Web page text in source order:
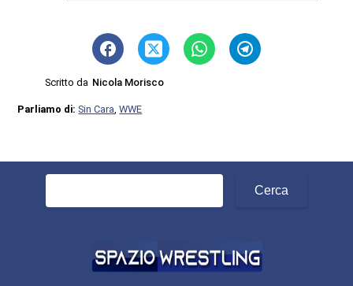
Scritto da Nicola Morisco
Parliamo di:Sin Cara,WWE
Ricerca